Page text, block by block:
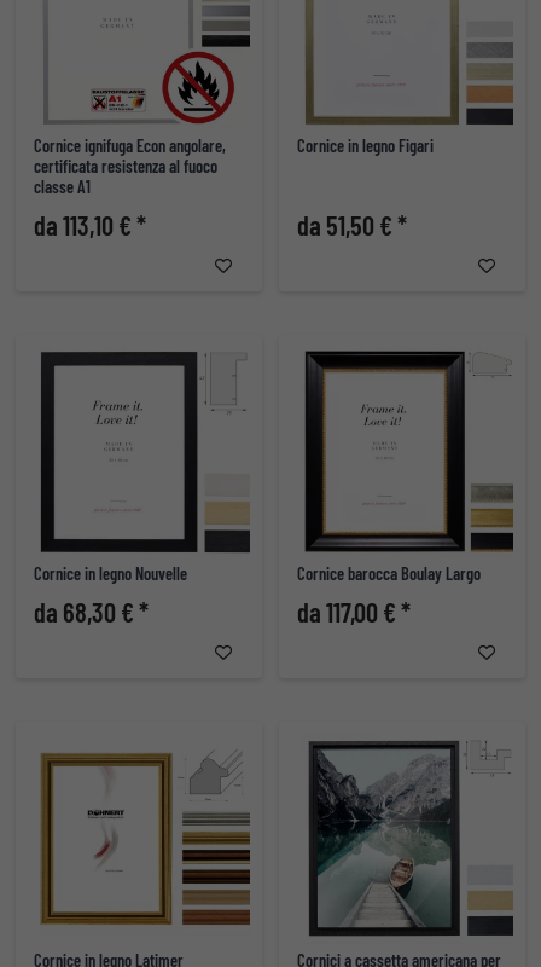
Cornice ignifuga Econ angolare,
certificata resistenza al fuoco
classe A1
da 113,10 € *
Cornice in legno Figari
da 51,50 € *
Cornice in legno Nouvelle
da 68,30 € *
Cornice barocca Boulay Largo
da 117,00 € *
Cornice in legno Latimer
Cornici a cassetta americana per